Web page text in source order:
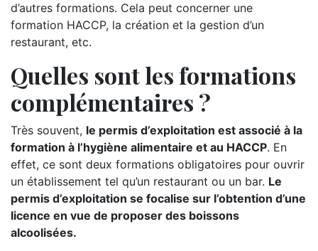
d’autres formations. Cela peut concerner une
formation HACCP, la création et la gestion d’un
restaurant, etc.
Quelles sont les formations
complémentaires ?
Très souvent, le permis d’exploitation est associé à la
formation à l’hygiène alimentaire et au HACCP. En
effet, ce sont deux formations obligatoires pour ouvrir
un établissement tel qu’un restaurant ou un bar. Le
permis d’exploitation se focalise sur l’obtention d’une
licence en vue de proposer des boissons
alcoolisées.